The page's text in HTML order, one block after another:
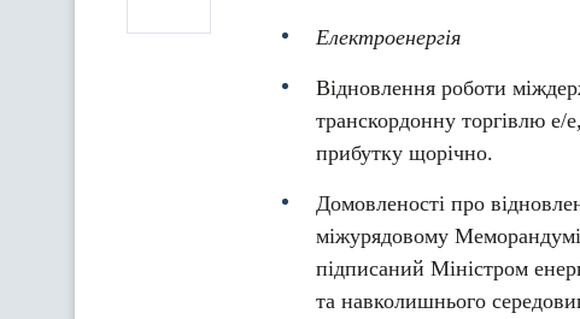
Електроенергія
Відновлення роботи
транскордонну торгівлю е/
прибутку щорічно.
Домовленості про
міжурядовому
підписаний Міністром
та навколишнього